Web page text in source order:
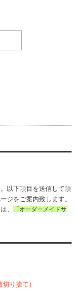
以下項目を送信して頂
ジをご案内致します。
、
「オーダーメイドサ
り捨て）